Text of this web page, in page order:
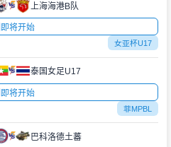
上海海港B队
即将开始
女亚杯U17
泰国女足U17
即将开始
菲MPBL
巴科洛德土蕃